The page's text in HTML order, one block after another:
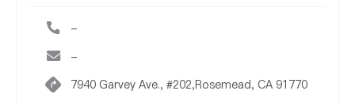
-
-
7940 Garvey Ave., #202,Rosemead, CA 91770